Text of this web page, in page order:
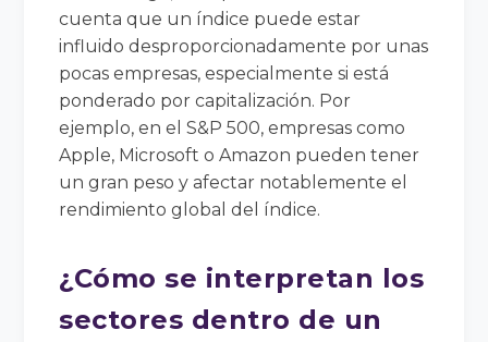
cuenta que un índice puede estar
influido desproporcionadamente por unas
pocas empresas, especialmente si está
ponderado por capitalización. Por
ejemplo, en el S&P 500, empresas como
Apple, Microsoft o Amazon pueden tener
un gran peso y afectar notablemente el
rendimiento global del índice.
¿Cómo se interpretan los
sectores dentro de un